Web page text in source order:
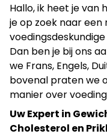
Hallo, ik heet je van
je op zoek naar
Dan ben je bij ons
we Frans, Engels,
bovenal praten we
manier over
Uw Expert in
Cholesterol en